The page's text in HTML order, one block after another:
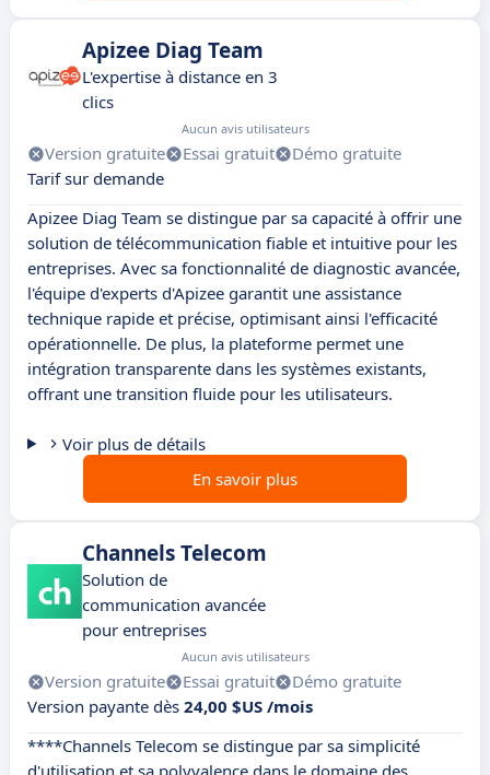
Apizee Diag Team
L'expertise à distance en 3
clics
Aucun avis utilisateurs
Version gratuite Essai gratuit
Démo gratuite
Tarif sur demande
Apizee Diag Team se distingue par sa capacité à offrir une
solution de télécommunication fiable et intuitive pour les
entreprises. Avec sa fonctionnalité de diagnostic avancée,
l'équipe d'experts d'Apizee garantit une assistance
technique rapide et précise, optimisant ainsi l'efficacité
opérationnelle. De plus, la plateforme permet une
intégration transparente dans les systèmes existants,
offrant une transition fluide pour les utilisateurs.
Voir plus de détails
En savoir plus
Channels Telecom
Solution de
communication avancée
pour entreprises
Aucun avis utilisateurs
Version gratuite Essai gratuit
Démo gratuite
Version payante dès 24,00 $US /mois
****Channels Telecom se distingue par sa simplicité